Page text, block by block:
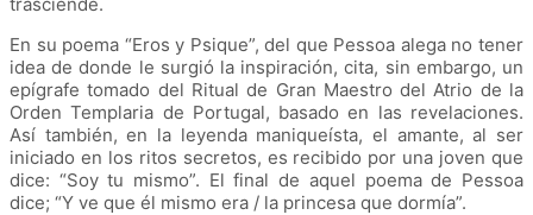
En su poema “Eros y Psique”, del que Pessoa alega no tener
idea de donde le surgió la inspiración, cita, sin embargo, un
epígrafe tomado del Ritual de Gran Maestro del Atrio de la
Orden Templaria de Portugal, basado en las revelaciones.
Así también, en la leyenda maniqueísta, el amante, al ser
iniciado en los ritos secretos, es recibido por una joven que
dice: “Soy tu mismo”. El final de aquel poema de Pessoa
dice; “Y ve que él mismo era / la princesa que dormía”.